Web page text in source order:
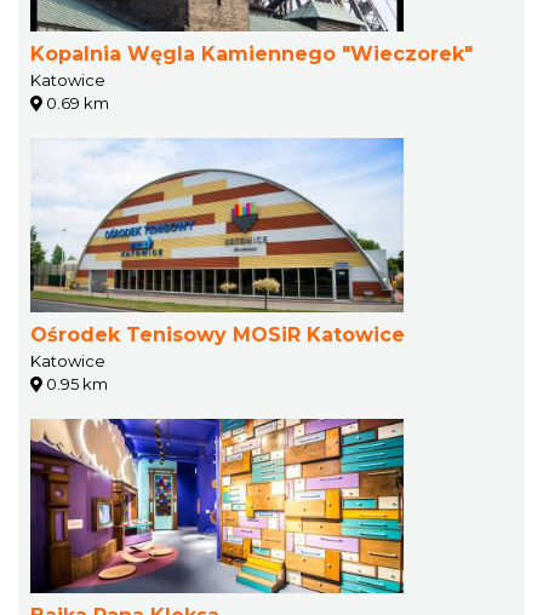
Kopalnia Węgla Kamiennego "Wieczorek"
Katowice
0.69 km
Ośrodek Tenisowy MOSiR Katowice
Katowice
0.95 km